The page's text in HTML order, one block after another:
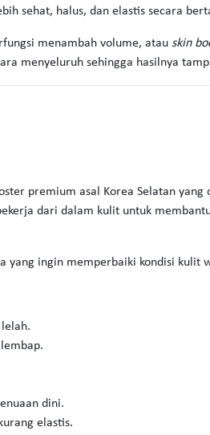
sehat, halus, dan elastis secara
menambah volume, atau skin
menyeluruh sehingga hasilnya
premium asal Korea Selatan
dari dalam kulit untuk
yang ingin memperbaiki kondisi
dini.
elastis.